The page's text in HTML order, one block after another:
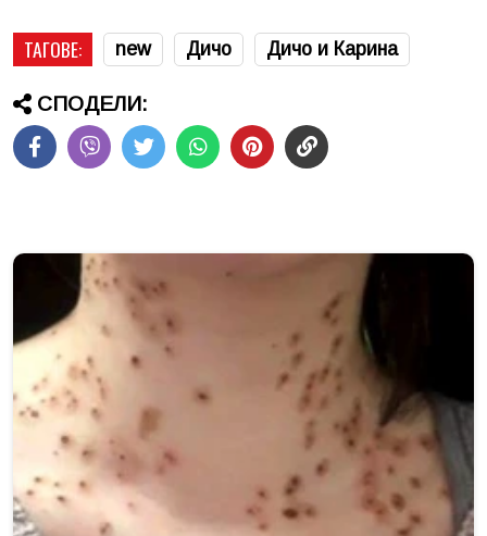
ТАГОВЕ: new Дичо Дичо и Карина
СПОДЕЛИ: